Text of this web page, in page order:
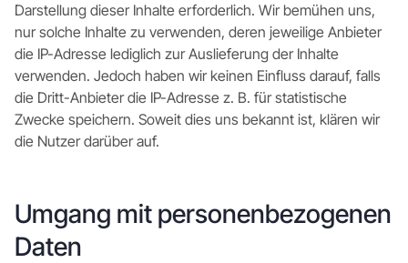
Darstellung dieser Inhalte erforderlich. Wir bemühen uns,
nur solche Inhalte zu verwenden, deren jeweilige Anbieter
die IP-Adresse lediglich zur Auslieferung der Inhalte
verwenden. Jedoch haben wir keinen Einfluss darauf, falls
die Dritt-Anbieter die IP-Adresse z. B. für statistische
Zwecke speichern. Soweit dies uns bekannt ist, klären wir
die Nutzer darüber auf.
Umgang mit personenbezogenen
Daten